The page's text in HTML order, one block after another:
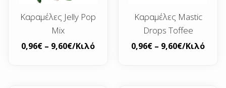
Καραμέλες Jelly Pop
Mix
0,96€ – 9,60€/Κιλό
Καραμέλες Mastic
Drops Toffee
0,96€ – 9,60€/Κιλό